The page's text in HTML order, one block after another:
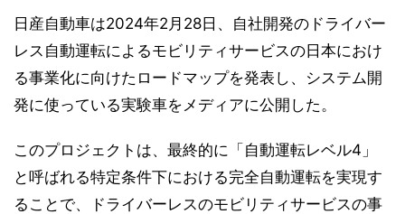
日産自動車は2024年2月28日、自社開発のドライバー
レス自動運転によるモビリティサービスの日本におけ
る事業化に向けたロードマップを発表し、システム開
発に使っている実験車をメディアに公開した。
このプロジェクトは、最終的に「自動運転レベル4」
と呼ばれる特定条件下における完全自動運転を実現す
ることで、ドライバーレスのモビリティサービスの事